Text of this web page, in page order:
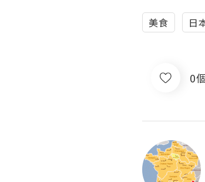
美食 日
0